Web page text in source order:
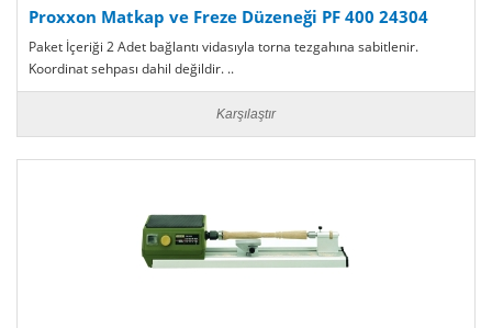
Proxxon Matkap ve Freze Düzeneği PF 400 24304
Paket İçeriği 2 Adet bağlantı vidasıyla torna tezgahına sabitlenir.
Koordinat sehpası dahil değildir. ..
Karşılaştır